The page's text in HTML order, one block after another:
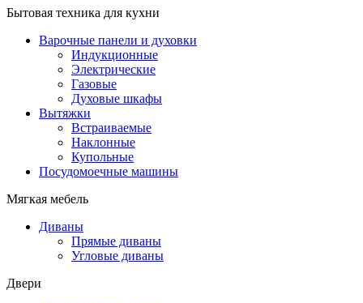
Бытовая техника для кухни
Варочные панели и духовки
Индукционные
Электрические
Газовые
Духовые шкафы
Вытяжки
Встраиваемые
Наклонные
Купольные
Посудомоечные машины
Мягкая мебель
Диваны
Прямые диваны
Угловые диваны
Двери